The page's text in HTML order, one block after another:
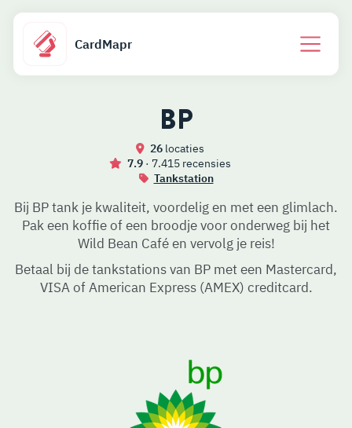
CardMapr
BP
26locaties
7.9 · 7.415 recensies
Tankstation
Bij BP tank je kwaliteit, voordelig en met een glimlach.
Pak een koffie of een broodje voor onderweg bij het
Wild Bean Café en vervolg je reis!
Betaal bij de tankstations van BP met een Mastercard,
VISA of American Express (AMEX) creditcard.